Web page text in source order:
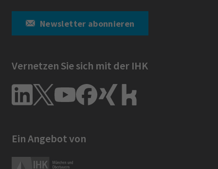
Newsletter abonnieren
Vernetzen Sie sich mit der IHK
Ein Angebot von